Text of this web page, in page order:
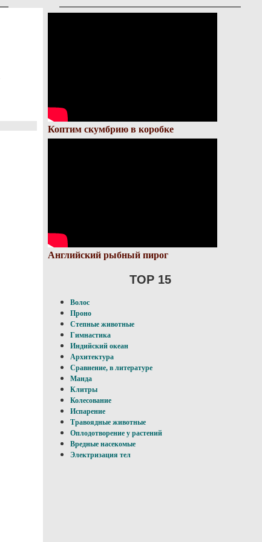
Коптим скумбрию в коробке
Английский рыбный пирог
TOP 15
Волос
Проно
Степные животные
Гимнастика
Индийский океан
Архитектура
Сравнение, в литературе
Манда
Клитры
Колесование
Испарение
Травоядные животные
Оплодотворение у pacтений
Вредные насекомые
Электризация тел